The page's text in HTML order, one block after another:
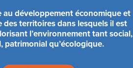
au développement économique et
des territoires dans lesquels il est
l’environnement tant social,
patrimonial qu’écologique.